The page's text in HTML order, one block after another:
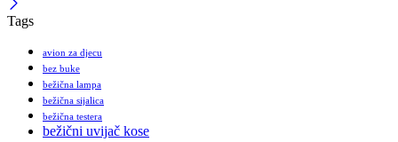
Tags
avion za djecu
bez buke
bežična lampa
bežična sijalica
bežična testera
bežični uvijač kose